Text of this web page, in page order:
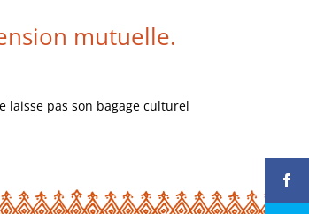
mutuelle.
laisse pas son bagage culturel